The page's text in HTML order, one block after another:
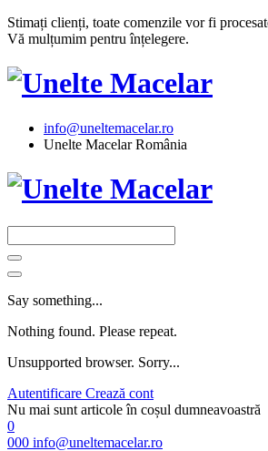
Stimați clienți, toate comenzile vor fi
Vă mulțumim pentru înțelegere.
info@uneltemacelar.ro
Unelte Macelar România
Say something...
Nothing found. Please repeat.
Unsupported browser. Sorry...
Autentificare Crează cont
Nu mai sunt articole în coșul dumneavoastră
0
000 info@uneltemacelar.ro